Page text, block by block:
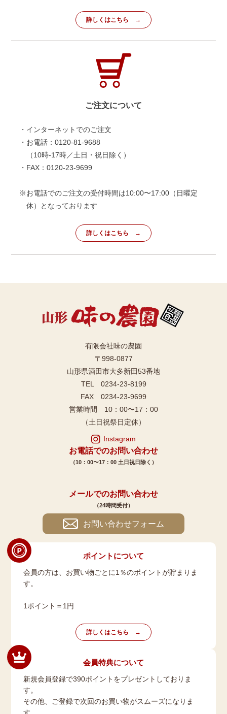
詳しくはこちら
ご注文について
・インターネットでのご注文
・お電話：0120-81-9688
（10時-17時／土日・祝日除く）
・FAX：0120-23-9699
※お電話でのご注文の受付時間は10:00〜17:00（日曜定
休）となっております
詳しくはこちら
有限会社味の農園
〒998-0877
山形県酒田市大多新田53番地
TEL 0234-23-8199
FAX 0234-23-9699
営業時間 10：00〜17：00
（土日祝祭日定休）
Instagram
お電話でのお問い合わせ
（10：00〜17：00 土日祝日除く）
メールでのお問い合わせ
（24時間受付）
お問い合わせフォーム
ポイントについて
会員の方は、お買い物ごとに1％のポイントが貯まりま
す。
1ポイント＝1円
詳しくはこちら
会員特典について
新規会員登録で390ポイントをプレゼントしておりま
す。
その他、ご登録で次回のお買い物がスムーズになりま